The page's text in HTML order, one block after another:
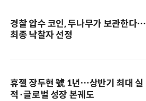
경찰 압수 코인, 두나무가 보관한다…
최종 낙찰자 선정
휴젤 장두현 號 1년…상반기 최대 실
적·글로벌 성장 본궤도